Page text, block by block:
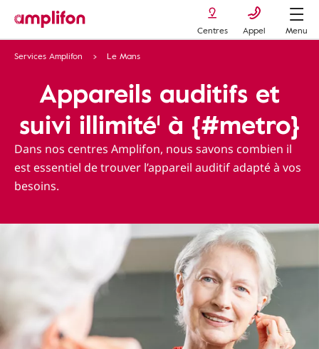
Centres Appel
Menu
Services Amplifon
Le Mans
Appareils auditifs et
suivi illimité¹ à {#metro}
Dans nos centres Amplifon, nous savons combien il
est essentiel de trouver l’appareil auditif adapté à vos
besoins.